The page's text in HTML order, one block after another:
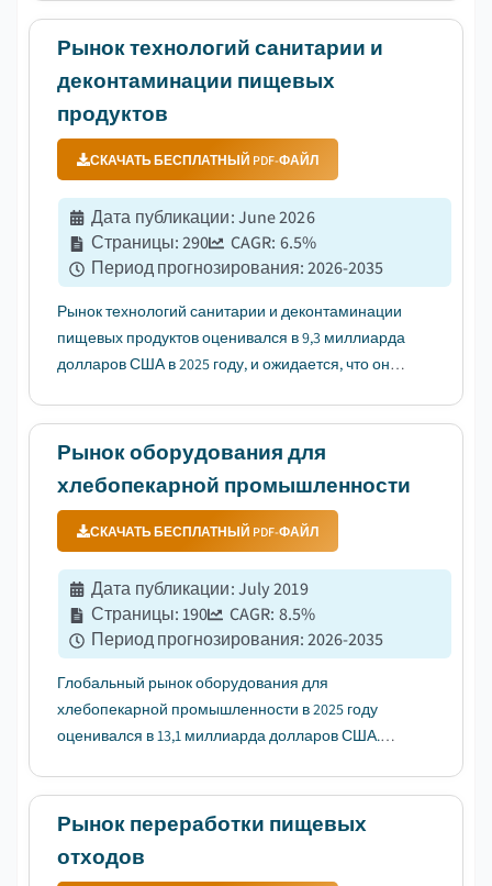
обусловлено растущим спросом на продукты
питания с чистой этикеткой и без конс...
Рынок технологий санитарии и
деконтаминации пищевых
продуктов
СКАЧАТЬ БЕСПЛАТНЫЙ PDF-ФАЙЛ
Дата публикации:June 2026
Страницы:290 CAGR: 6.5%
Период прогнозирования:2026-2035
Рынок технологий санитарии и деконтаминации
пищевых продуктов оценивался в 9,3 миллиарда
долларов США в 2025 году, и ожидается, что он
Рынок оборудования для
хлебопекарной промышленности
СКАЧАТЬ БЕСПЛАТНЫЙ PDF-ФАЙЛ
Дата публикации:July 2019
Страницы:190 CAGR: 8.5%
Период прогнозирования:2026-2035
Глобальный рынок оборудования для
хлебопекарной промышленности в 2025 году
оценивался в 13,1 миллиарда долларов США.
вырастет с 14,2 миллиарда долларов США в 2026
году до 29,7 миллиарда долларов США в 2035 ...
Рынок переработки пищевых
отходов